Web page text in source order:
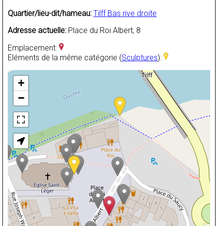
Quartier/lieu-dit/hameau: Tilff Bas rive droite
Adresse actuelle: Place du Roi Albert, 8
Emplacement:
Eléments de la même catégorie (Sculptures):
+
−